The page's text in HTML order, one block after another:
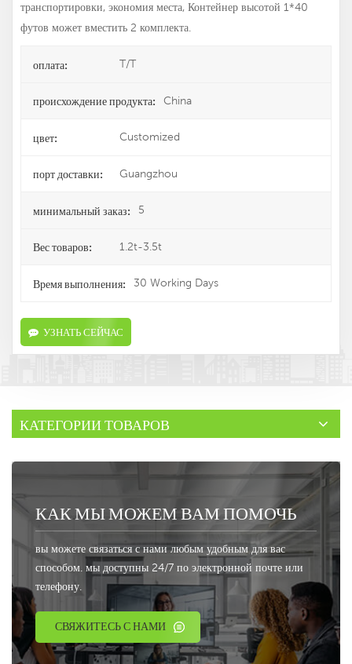
транспортировки, экономия места, Контейнер высотой 1*40
футов может вместить 2 комплекта.
оплата: T/T
происхождение продукта: China
цвет: Customized
порт доставки: Guangzhou
минимальный заказ: 5
Вес товаров: 1.2t-3.5t
Время выполнения: 30 Working Days
УЗНАТЬ СЕЙЧАС
КАТЕГОРИИ ТОВАРОВ
КАК МЫ МОЖЕМ ВАМ ПОМОЧЬ
вы можете связаться с нами любым удобным для вас
способом. мы доступны 24/7 по электронной почте или
телефону.
СВЯЖИТЕСЬ С НАМИ